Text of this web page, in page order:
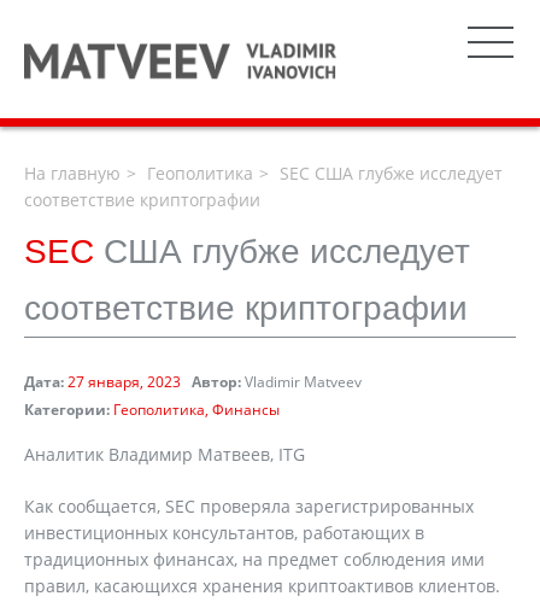
На главную Геополитика
SEC США глубже исследует
соответствие криптографии
SEC США глубже исследует
соответствие криптографии
Дата:27 января, 2023 Автор:Vladimir Matveev
Категории: Геополитика Финансы
Аналитик Владимир Матвеев, ITG
Как сообщается, SEC проверяла зарегистрированных
инвестиционных консультантов, работающих в
традиционных финансах, на предмет соблюдения ими
правил, касающихся хранения криптоактивов клиентов.